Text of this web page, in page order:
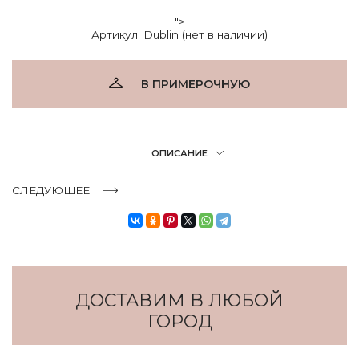
">
Артикул: Dublin (нет в наличии)
В ПРИМЕРОЧНУЮ
ОПИСАНИЕ
СЛЕДУЮЩЕЕ
ДОСТАВИМ В ЛЮБОЙ
ГОРОД